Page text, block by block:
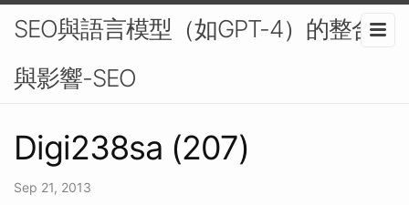
SEO與語言模型（如GPT-4）的整合
與影響-SEO
Digi238sa (207)
Sep 21, 2013